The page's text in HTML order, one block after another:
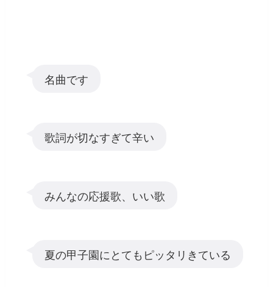
名曲です
歌詞が切なすぎて辛い
みんなの応援歌、いい歌
夏の甲子園にとてもピッタリきている